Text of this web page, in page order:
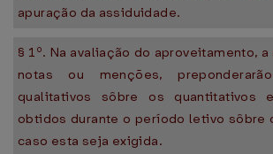
apuração da assiduidade.
§ 1º. Na avaliação do aproveitamento,
notas ou menções,
qualitativos sôbre os quantitativos
obtidos durante o período letivo sôbre
caso esta seja exigida.